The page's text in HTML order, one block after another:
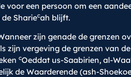
een persoon om een
Shariecah blijft.
zijn genade de grenzen
zijn vergeving de grenzen van
cOeddat us-Saabirien, al-
de Waarderende (ash-